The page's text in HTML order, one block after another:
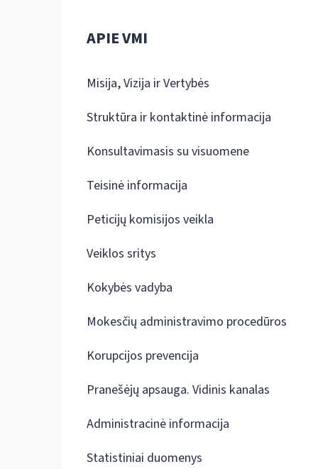
APIE VMI
Misija, Vizija ir Vertybės
Struktūra ir kontaktinė informacija
Konsultavimasis su visuomene
Teisinė informacija
Peticijų komisijos veikla
Veiklos sritys
Kokybės vadyba
Mokesčių administravimo procedūros
Korupcijos prevencija
Pranešėjų apsauga. Vidinis kanalas
Administracinė informacija
Statistiniai duomenys